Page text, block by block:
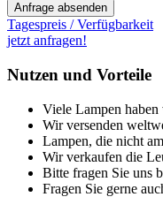
Anfrage absenden
Tagespreis / Verfügbarkeit
jetzt anfragen!
Nutzen und Vorteile
Viele Lampen
Wir versenden
Lampen, die nicht
Wir verkaufen die
Bitte fragen Sie uns
Fragen Sie gerne